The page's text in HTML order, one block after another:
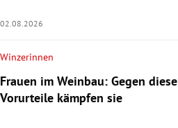
02.08.2026
Winzerinnen
Frauen im Weinbau: Gegen diese
Vorurteile kämpfen sie